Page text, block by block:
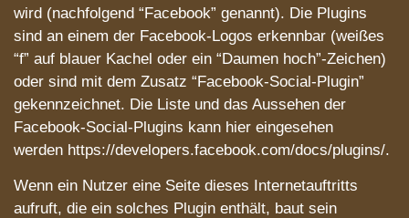
wird (nachfolgend “Facebook” genannt). Die Plugins
sind an einem der Facebook-Logos erkennbar (weißes
“f” auf blauer Kachel oder ein “Daumen hoch”-Zeichen)
oder sind mit dem Zusatz “Facebook-Social-Plugin”
gekennzeichnet. Die Liste und das Aussehen der
Facebook-Social-Plugins kann hier eingesehen
werden https://developers.facebook.com/docs/plugins/.
Wenn ein Nutzer eine Seite dieses Internetauftritts
aufruft, die ein solches Plugin enthält, baut sein